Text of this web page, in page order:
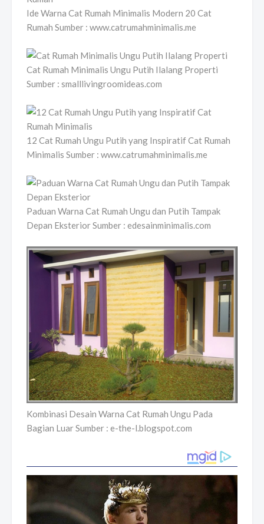
Ide Warna Cat Rumah Minimalis Modern 20 Cat
Rumah Sumber : www.catrumahminimalis.me
Cat Rumah Minimalis Ungu Putih Ilalang Properti
Sumber : smalllivingroomideas.com
12 Cat Rumah Ungu Putih yang Inspiratif Cat Rumah
Minimalis Sumber : www.catrumahminimalis.me
Paduan Warna Cat Rumah Ungu dan Putih Tampak
Depan Eksterior Sumber : edesainminimalis.com
Kombinasi Desain Warna Cat Rumah Ungu Pada
Bagian Luar Sumber : e-the-l.blogspot.com